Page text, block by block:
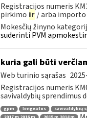
Registracijos numeris
pirkimo ir / arba importo
Mokesčių žinyno
suderinti PVM
kuria gali būti
Web turinio sąrašas
Registracijos numeris
savivaldybių sprendimus
gpm lengvatos savivaldybių